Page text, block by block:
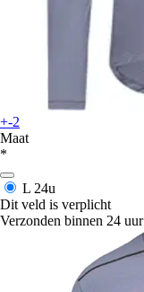
+-2
Maat
*
L 24u
Dit veld is verplicht
Verzonden binnen 24 uur